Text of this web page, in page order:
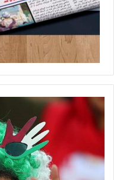
💻منبع:فوتبال360 📸عکس:رعنا باقری
با فوتبالز همراه شوید
footballs.women@
برچسب ها خاتون بم